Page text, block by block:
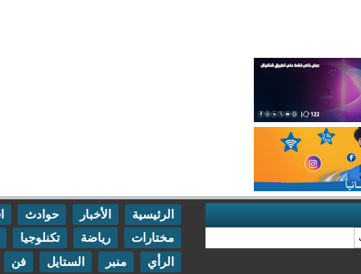
حوادث
اقتصاد
تكنلوجيا
مقابلات
الستايل فن
اتصل بنا